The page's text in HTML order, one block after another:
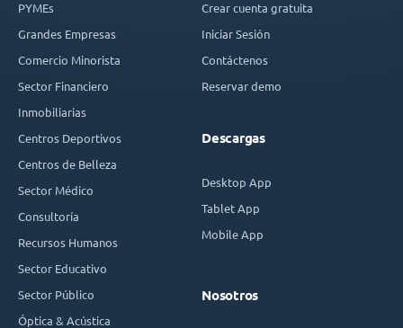
PYMEs
Grandes Empresas
Comercio Minorista
Sector Financiero
Inmobiliarias
Centros Deportivos
Centros de Belleza
Sector Médico
Consultoría
Recursos Humanos
Sector Educativo
Sector Público
Óptica & Acústica
Crear cuenta gratuita
Iniciar Sesión
Contáctenos
Reservar demo
Descargas
Desktop App
Tablet App
Mobile App
Nosotros